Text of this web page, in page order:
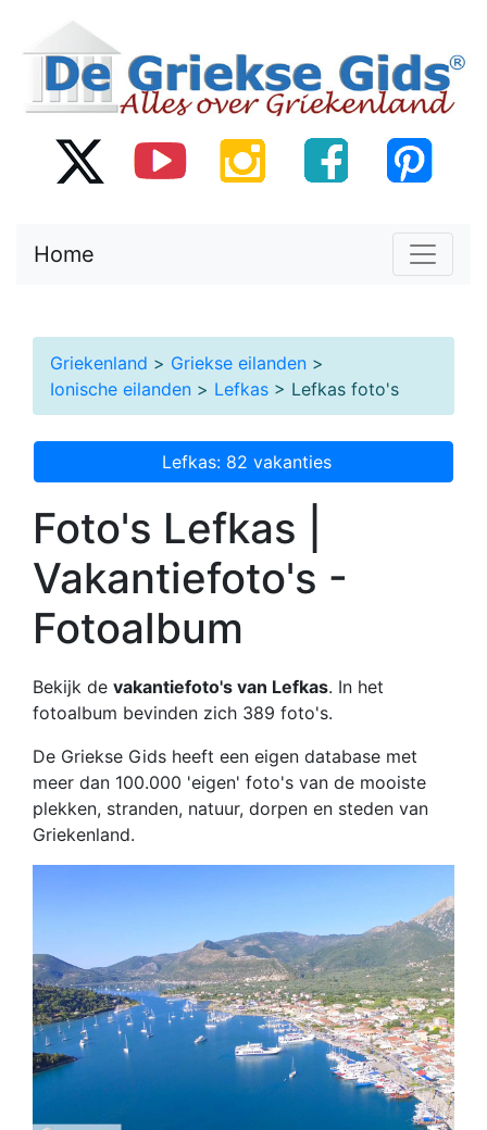
Home
Griekenland > Griekse eilanden >
Ionische eilanden > Lefkas > Lefkas foto's
Lefkas: 82 vakanties
Foto's Lefkas |
Vakantiefoto's -
Fotoalbum
Bekijk de vakantiefoto's van Lefkas. In het
fotoalbum bevinden zich 389 foto's.
De Griekse Gids heeft een eigen database met
meer dan 100.000 'eigen' foto's van de mooiste
plekken, stranden, natuur, dorpen en steden van
Griekenland.